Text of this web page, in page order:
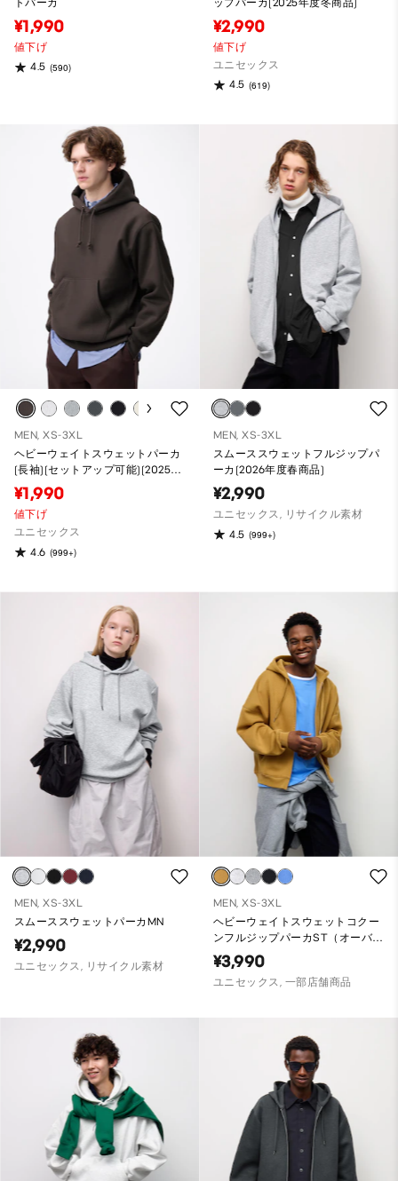
¥1,990
値下げ
4.5 (590)
¥2,990
値下げ
ユニセックス
4.5 (619)
MEN, XS-3XL
ヘビーウェイトスウェットパーカ
(長袖)(セットアップ可能)(2025年
度冬商品)
¥1,990
値下げ
ユニセックス
4.6 (999+)
MEN, XS-3XL
スムーススウェットフルジップパ
ーカ(2026年度春商品)
¥2,990
ユニセックス, リサイクル素材
4.5 (999+)
MEN, XS-3XL
スムーススウェットパーカMN
¥2,990
ユニセックス, リサイクル素材
MEN, XS-3XL
ヘビーウェイトスウェットコクー
ンフルジップパーカST（オーバー
サイズフィット）
¥3,990
ユニセックス, 一部店舗商品